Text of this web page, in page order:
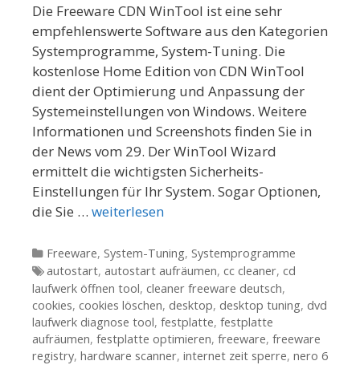
Die Freeware CDN WinTool ist eine sehr
empfehlenswerte Software aus den Kategorien
Systemprogramme, System-Tuning. Die
kostenlose Home Edition von CDN WinTool
dient der Optimierung und Anpassung der
Systemeinstellungen von Windows. Weitere
Informationen und Screenshots finden Sie in
der News vom 29. Der WinTool Wizard
ermittelt die wichtigsten Sicherheits-
Einstellungen für Ihr System. Sogar Optionen,
die Sie … weiterlesen
Kategorien
Freeware, System-Tuning, Systemprogramme
Tags
autostart, autostart aufräumen, cc cleaner, cd
laufwerk öffnen tool, cleaner freeware deutsch,
cookies, cookies löschen, desktop, desktop tuning, dvd
laufwerk diagnose tool, festplatte, festplatte
aufräumen, festplatte optimieren, freeware, freeware
registry, hardware scanner, internet zeit sperre, nero 6